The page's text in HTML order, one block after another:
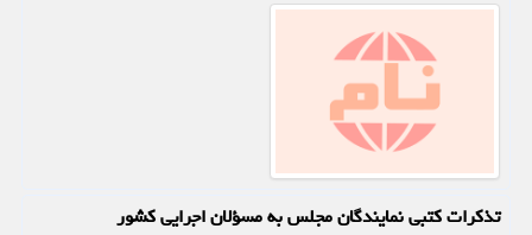
تذكرات كتبی نمایندگان مجلس به مسؤلان اجرایی كشور